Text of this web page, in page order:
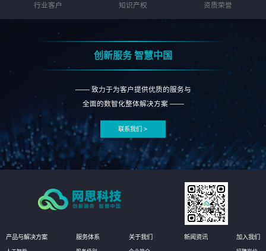
行业客户 知识产权 资质荣誉
创新服务 智慧中国
—— 致力于为客户提供优质的服务与
全面的数智化整体解决方案 ——
联系我们 >
产品与解决方案 服务体系 关于我们 新闻资讯 加入我们